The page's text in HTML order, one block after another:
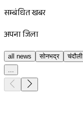
सम्बंधित खबर
अपना जिला
all news सोनभद्र चंदौली
...